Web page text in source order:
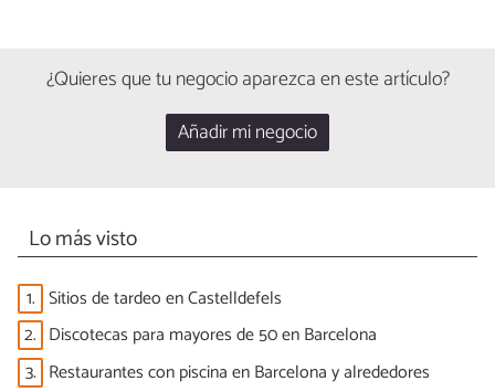
¿Quieres que tu negocio aparezca en este artículo?
Añadir mi negocio
Lo más visto
1. Sitios de tardeo en Castelldefels
2. Discotecas para mayores de 50 en Barcelona
3. Restaurantes con piscina en Barcelona y alrededores